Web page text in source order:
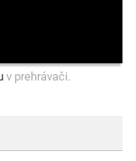
v prehrávači.